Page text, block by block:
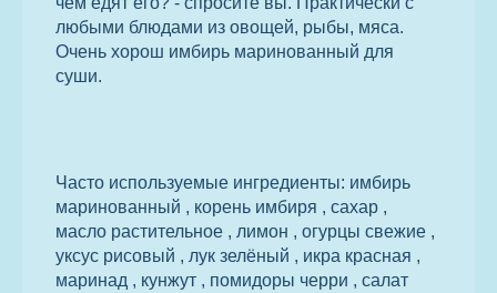
любыми блюдами из овощей, рыбы, мяса.
Очень хорош имбирь маринованный для
суши.
Часто используемые ингредиенты: имбирь
маринованный , корень имбиря , сахар ,
масло растительное , лимон , огурцы свежие ,
уксус рисовый , лук зелёный , икра красная ,
маринад , кунжут , помидоры черри , салат